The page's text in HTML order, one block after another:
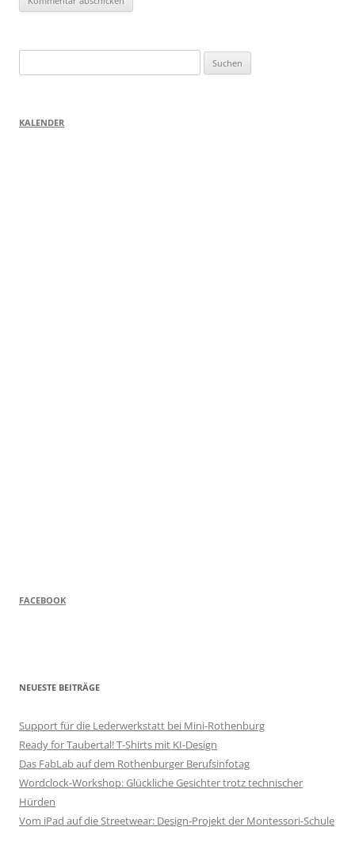
nach:
KALENDER
FACEBOOK
NEUESTE BEITRÄGE
Support für die Lederwerkstatt bei Mini-Rothenburg
Ready for Taubertal! T-Shirts mit KI-Design
Das FabLab auf dem Rothenburger Berufsinfotag
Wordclock-Workshop: Glückliche Gesichter trotz technischer
Hürden
Vom iPad auf die Streetwear: Design-Projekt der Montessori-Schule